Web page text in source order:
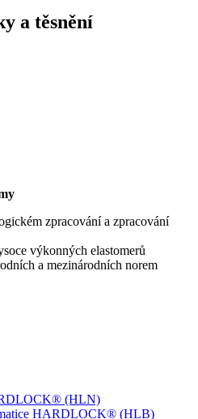
a těsnění
zpracování a zpracování
výkonných elastomerů
a mezinárodních norem
(HLN)
HARDLOCK® (HLB)